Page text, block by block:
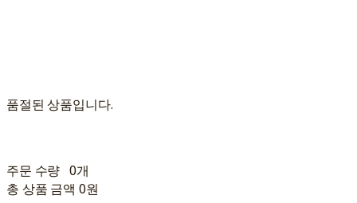
품절된 상품입니다.
주문 수량 0개
총 상품 금액 0원